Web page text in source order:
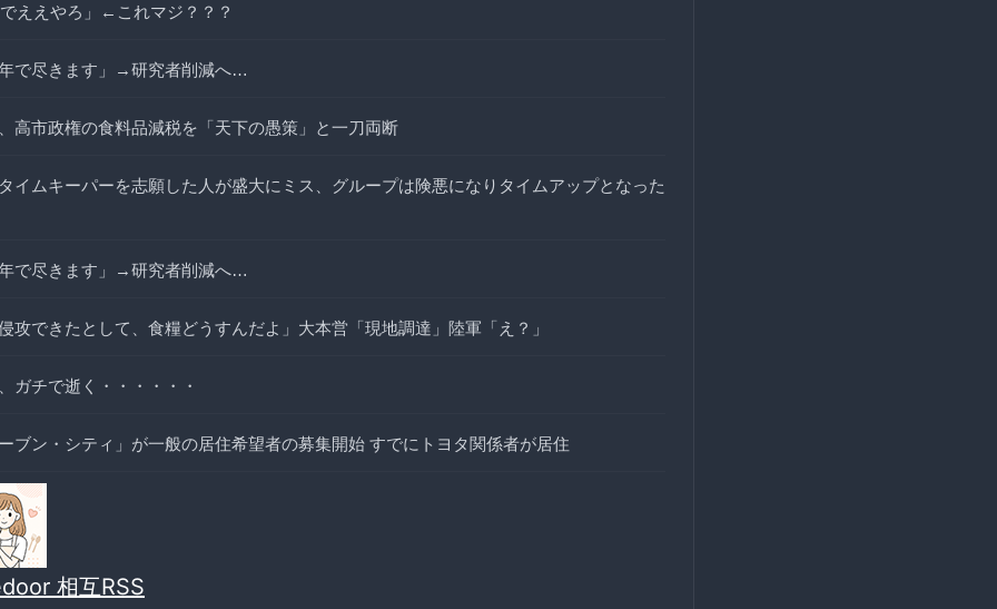
ええやろ」←これマジ？？？
で尽きます」→研究者削減へ…
高市政権の食料品減税を「天下の愚策」と一刀両断
イムキーパーを志願した人が盛大にミス、グループは険悪になりタイムアップとなった
で尽きます」→研究者削減へ…
攻できたとして、食糧どうすんだよ」大本営「現地調達」陸軍「え？」
ガチで逝く・・・・・・
ブン・シティ」が一般の居住希望者の募集開始 すでにトヨタ関係者が居住
相互RSS